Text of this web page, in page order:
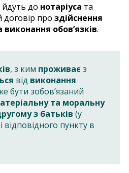
до нотаріуса та
про здійснення
обов’язків.
, з ким проживає з
від виконання
бути зобов’язаний
та моральну
з батьків (у
відповідного пункту в